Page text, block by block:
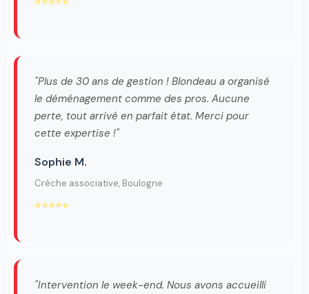
"Plus de 30 ans de gestion ! Blondeau a organisé
le déménagement comme des pros. Aucune
perte, tout arrivé en parfait état. Merci pour
cette expertise !"
Sophie M.
Crèche associative, Boulogne
⭐⭐⭐⭐⭐
"Intervention le week-end. Nous avons accueilli